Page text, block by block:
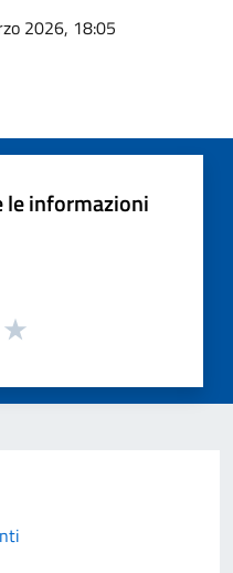
2026, 18:05
le informazioni